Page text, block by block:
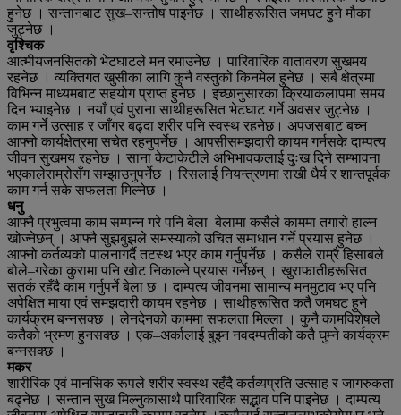
हुनेछ । सन्तानबाट सुख–सन्तोष पाइनेछ । साथीहरूसित जमघट हुने मौका
जुट्नेछ ।
वृश्चिक
आत्मीयजनसितको भेटघाटले मन रमाउनेछ । पारिवारिक वातावरण सुखमय
रहनेछ । व्यक्तिगत खुसीका लागि कुनै वस्तुको किनमेल हुनेछ । सबै क्षेत्रमा
विभिन्न माध्यमबाट सहयोग प्राप्त हुनेछ । इच्छानुसारका क्रियाकलापमा समय
दिन भ्याइनेछ । नयाँ एवं पुराना साथीहरूसित भेटघाट गर्ने अवसर जुट्नेछ ।
काम गर्ने उत्साह र जाँगर बढ्दा शरीर पनि स्वस्थ रहनेछ। अपजसबाट बच्न
आफ्नो कार्यक्षेत्रमा सचेत रहनुपर्नेछ । आपसीसमझदारी कायम गर्नसके दाम्पत्य
जीवन सुखमय रहनेछ । साना केटाकेटीले अभिभावकलाई दुःख दिने सम्भावना
भएकालेराम्रोसँग सम्झाउनुपर्नेछ । रिसलाई नियन्त्रणमा राखी धैर्य र शान्तपूर्वक
काम गर्न सके सफलता मिल्नेछ ।
धनु
आफ्नै प्रभुत्वमा काम सम्पन्न गरे पनि बेला–बेलामा कसैले काममा तगारो हाल्न
खोज्नेछन् । आफ्नै सुझबुझले समस्याको उचित समाधान गर्ने प्रयास हुनेछ ।
आफ्नो कर्तव्यको पालनागर्दै तटस्थ भएर काम गर्नुपर्नेछ । कसैले राम्रै हिसाबले
बोले–गरेका कुरामा पनि खोट निकाल्ने प्रयास गर्नेछन् । खुराफातीहरूसित
सतर्क रहँदै काम गर्नुपर्ने बेला छ । दाम्पत्य जीवनमा सामान्य मनमुटाव भए पनि
अपेक्षित माया एवं समझदारी कायम रहनेछ । साथीहरूसित कतै जमघट हुने
कार्यक्रम बन्नसक्छ । लेनदेनको काममा सफलता मिल्ला । कुनै कामविशेषले
कतैको भ्रमण हुनसक्छ । एक–अर्कालाई बुझ्न नवदम्पतीको कतै घुम्ने कार्यक्रम
बन्नसक्छ ।
मकर
शारीरिक एवं मानसिक रूपले शरीर स्वस्थ रहँदै कर्तव्यप्रति उत्साह र जागरुकता
बढ्नेछ । सन्तान सुख मिल्नुकासाथै पारिवारिक सद्भाव पनि पाइनेछ । दाम्पत्य